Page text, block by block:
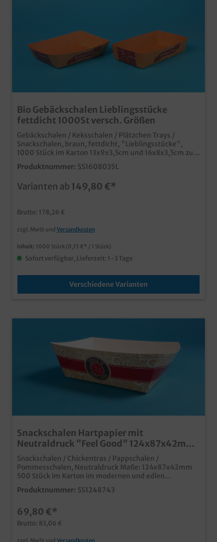
Bio Gebäckschalen Lieblingsstücke
fettdicht 1000St versch. Größen
Gebäckschalen / Keksschalen / Plätzchen Trays /
Snackschalen, braun, fettdicht, "Lieblingsstücke",
1000 Stück im Karton 13x9x3,5cm und 16x8x3,5cm zur
Auswahl praktische Food Trays aus nachhaltigen
MaterialienPapier aus zertifizierter Forstwirtschaft mit
"Lieblingsstücke" im beliebten Naturbraun im
in Bäckerei, Konditorei und Backshop Made in Germany
Produktnummer: SS1608035L
Varianten ab 149,80 €*
Brutto: 178,26 €
zzgl. MwSt und Versandkosten
Inhalt: 1000 Stück (0,15 €* / 1 Stück)
Sofort verfügbar, Lieferzeit: 1-3 Tage
Verschiedene Varianten
Snackschalen Hartpapier mit
Neutraldruck "Feel Good" 124x87x42mm
500St
Snackschalen / Chickentras / Pappschalen /
Pommesschalen, Neutraldruck Maße: 124x87x42mm
500 Stück im Karton im modernen und edlen
Neutraldesign "Feel good" Ideal für Snacks, Fingerfood,
Currywurst, Pommes usw. aus umweltfreundlichen
Ihrem Wunschmotiv bedruckbar, fragen Sie einfach
unseren Kundenservice
Produktnummer: SS1248743
69,80 €*
Brutto: 83,06 €
zzgl. MwSt und Versandkosten